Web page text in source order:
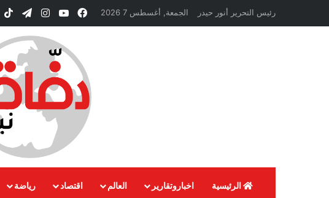
رئيس التحرير أنور حيدر الجمعة, أغسطس 7 2026 فيسبوك‫YouTubeانستقرام
تيلقرام
الرئيسية اخباروتقارير العالم اقتصاد رياضة